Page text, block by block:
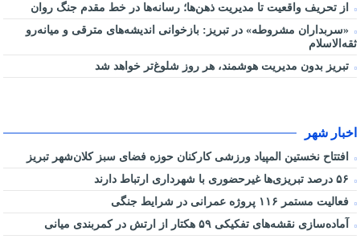
از تحریف واقعیت تا مدیریت ذهن‌ها؛ رسانه‌ها در خط مقدم جنگ روان
«سربداران مشروطه» در تبریز: بازخوانی اندیشه‌های مترقی و میانه‌رو
ثقه‌الاسلام
تبریز بدون مدیریت هوشمند، هر روز شلوغ‌تر خواهد شد
اخبار شهر
افتتاح نخستین المپیاد ورزشی کارکنان حوزه فضای سبز کلان‌شهر تبریز
فعالیت مستمر ۱۱۶ پروژه عمرانی در شرایط جنگی
آماده‌سازی نقشه‌های تفکیکی ۵۹ هکتار از ارتش در کمربندی میانی